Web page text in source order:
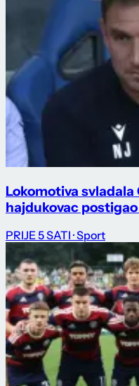
Lokomotiva
hajdukovac
PRIJE 5 SATI · Sport